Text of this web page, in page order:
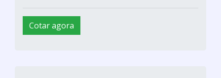
Cotar agora